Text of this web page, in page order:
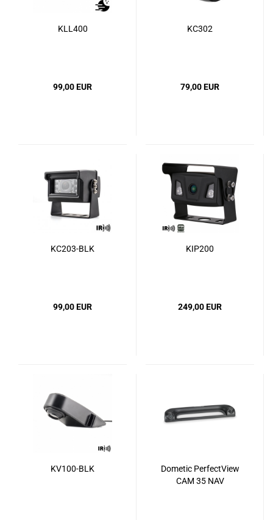
KLL400
99,00 EUR
KC302
79,00 EUR
KC203-BLK
99,00 EUR
KIP200
249,00 EUR
KV100-BLK
Dometic PerfectView
CAM 35 NAV